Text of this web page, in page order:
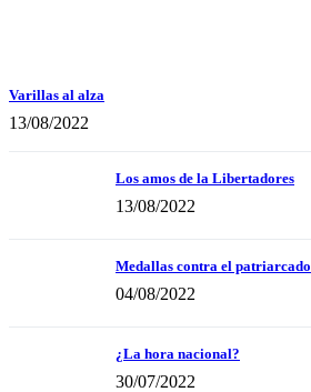
Varillas al alza
13/08/2022
Los amos de la Libertadores
13/08/2022
Medallas contra el patriarcado
04/08/2022
¿La hora nacional?
30/07/2022